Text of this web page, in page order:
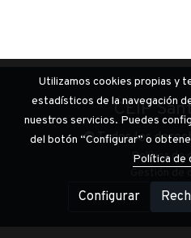
CEIP
© Todos los
Política de
Utilizamos cookies propias y
estadísticos de la navegación
nuestros servicios. Puedes
del botón “Configurar” o
Política de
Configurar